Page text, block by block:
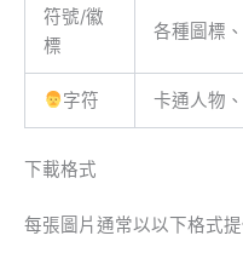
符號/徽
標
各種圖標
字符 卡通人物
下載格式
每張圖片通常以以下格式